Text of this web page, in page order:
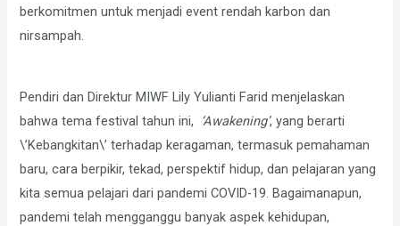
berkomitmen untuk menjadi event rendah karbon dan
nirsampah.
Pendiri dan Direktur MIWF Lily Yulianti Farid menjelaskan
bahwa tema festival tahun ini, ‘Awakening’, yang berarti
\’Kebangkitan\’ terhadap keragaman, termasuk pemahaman
baru, cara berpikir, tekad, perspektif hidup, dan pelajaran yang
kita semua pelajari dari pandemi COVID-19. Bagaimanapun,
pandemi telah mengganggu banyak aspek kehidupan,